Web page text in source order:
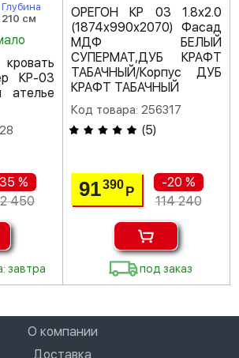
Глубина
210 см
КР-03
ателье
%
450
завтра
ОРЕГОН КР 03 1.8х2.0
(1874х990х2070) Фасад
МДФ БЕЛЫЙ
СУПЕРМАТ,ДУБ КРАФТ
ТАБАЧНЫЙ/Корпус ДУБ
КРАФТ ТАБАЧНЫЙ
Код товара: 256317
(5)
91390 Р
-20 %
114 240
под заказ
О компании
Доставка